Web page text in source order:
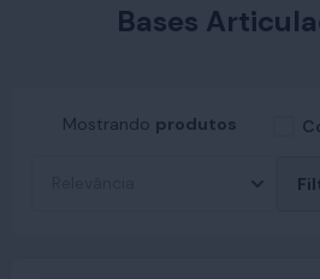
Bases
Mostrando produtos